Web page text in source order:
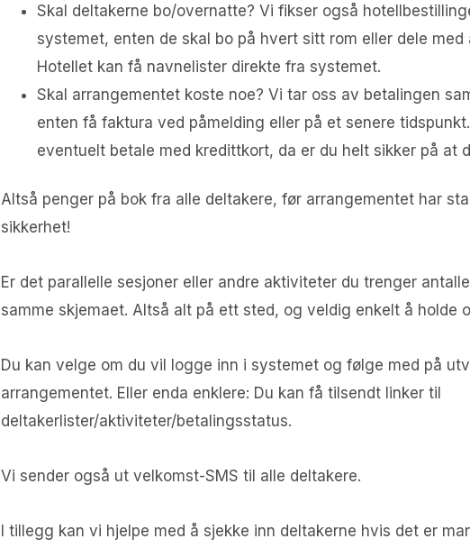
Skal deltakerne bo/overnatte? Vi fikser også
systemet, enten de skal bo på hvert sitt rom eller dele med
Hotellet kan få navnelister direkte fra systemet.
Skal arrangementet koste noe? Vi tar oss av betalingen
enten få faktura ved påmelding eller på et senere
eventuelt betale med kredittkort, da er du helt sikker på at
Altså penger på bok fra alle deltakere, før arrangementet har
sikkerhet!
Er det parallelle sesjoner eller andre aktiviteter du trenger
samme skjemaet. Altså alt på ett sted, og veldig enkelt å holde
Du kan velge om du vil logge inn i systemet og følge med på
arrangementet. Eller enda enklere: Du kan få tilsendt linker til
deltakerlister/aktiviteter/betalingsstatus.
Vi sender også ut velkomst-SMS til alle deltakere.
I tillegg kan vi hjelpe med å sjekke inn deltakerne hvis det er